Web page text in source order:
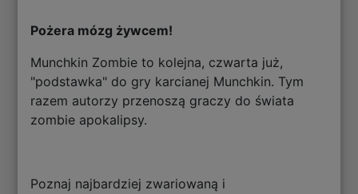
Pożera mózg żywcem!
Munchkin Zombie to kolejna, czwarta już,
"podstawka" do gry karcianej Munchkin. Tym
razem autorzy przenoszą graczy do świata
zombie apokalipsy.
Poznaj najbardziej zwariowaną i